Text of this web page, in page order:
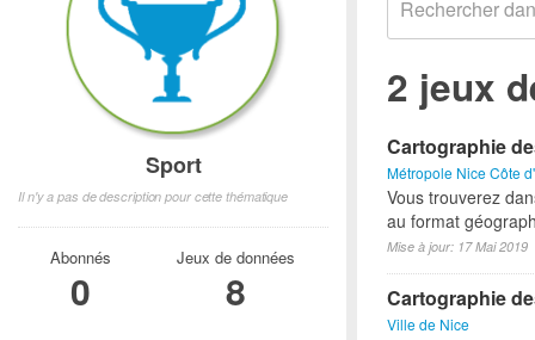
2 jeux
Cartographie
Métropole Nice Côte
Vous trouverez
au format
Mise à jour: 17 Mai 2019
Cartographie
Ville de Nice
Sport
Il n'y a pas de description pour cette thématique
Abonnés
0
Jeux de données
8